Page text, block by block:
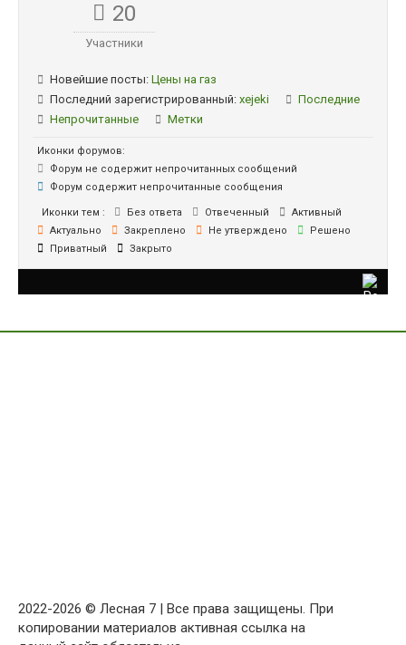
20
Участники
Новейшие посты: Цены на газ
Последний зарегистрированный: xejeki
Последние
Непрочитанные
Метки
Иконки форумов:
Форум не содержит непрочитанных сообщений
Форум содержит непрочитанные сообщения
Иконки тем : Без ответа Отвеченный
Активный
Актуально
Закреплено Не утверждено
Решено
Приватный
Закрыто
2022-2026 © Лесная 7 | Все права защищены. При
копировании материалов активная ссылка на